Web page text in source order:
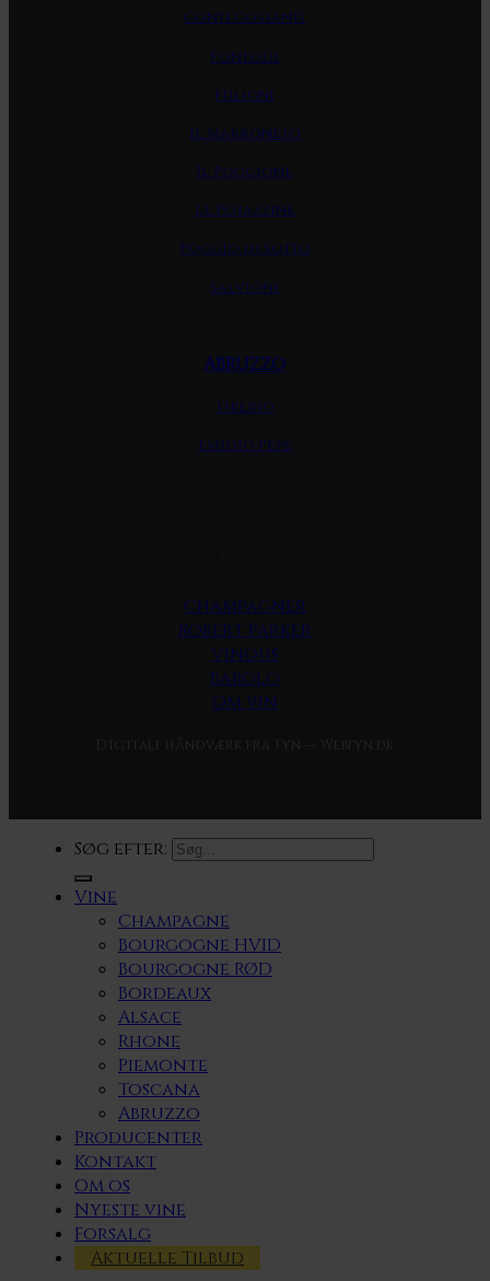
Conti Costanti
Fontodi
Fuligni
Il Marroneto
Il Poggione
Le Potazzine
Poggio di Sotto
Salvioni
ABRUZZO
Tiberio
Emidio Pepe
Champagner
Robert Parker
Vinous
Barolo
Om vin
Søg efter:
Vine
Champagne
Bourgogne HVID
Bourgogne RØD
Bordeaux
Alsace
Rhone
Piemonte
Toscana
Abruzzo
Producenter
Kontakt
Om os
Nyeste vine
Forsalg
Aktuelle Tilbud